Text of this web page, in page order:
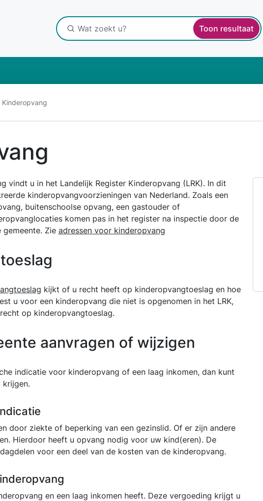
Toon resultaat
Kinderopvang
vindt u in het Landelijk Register Kinderopvang (LRK). In dit
kinderopvangvoorzieningen van Nederland. Zoals een
buitenschoolse opvang, een gastouder of
komen pas in het register na inspectie door de
gemeente. Zie adressen voor kinderopvang
kijkt of u recht heeft op kinderopvangtoeslag en hoe
u voor een kinderopvang die niet is opgenomen in het LRK,
op kinderopvangtoeslag.
aanvragen of wijzigen
indicatie voor kinderopvang of een laag inkomen, dan kunt
krijgen.
door ziekte of beperking van een gezinslid. Of er zijn andere
Hierdoor heeft u opvang nodig voor uw kind(eren). De
voor een deel van de kosten van de kinderopvang.
en een laag inkomen heeft. Deze vergoeding krijgt u